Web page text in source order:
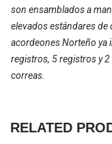
son ensamblados a
elevados estándares
acordeones Norteño ya
registros, 5 registros y
correas.
RELATED